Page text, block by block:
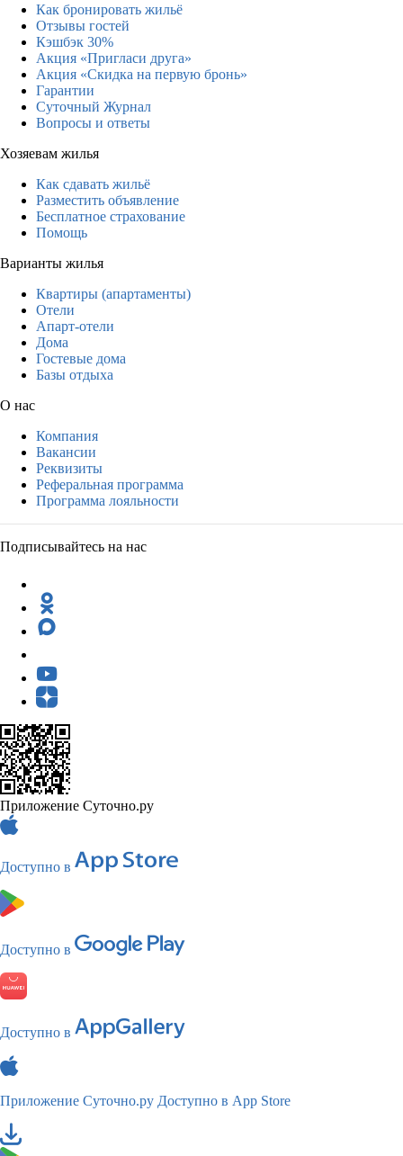
Как бронировать жильё
Отзывы гостей
Кэшбэк 30%
Акция «Пригласи друга»
Акция «Скидка на первую бронь»
Гарантии
Суточный Журнал
Вопросы и ответы
Хозяевам жилья
Как сдавать жильё
Разместить объявление
Бесплатное страхование
Помощь
Варианты жилья
Квартиры (апартаменты)
Отели
Апарт-отели
Дома
Гостевые дома
Базы отдыха
О нас
Компания
Вакансии
Реквизиты
Реферальная программа
Программа лояльности
Подписывайтесь на нас
Приложение Суточно.ру
Доступно в
Доступно в
Доступно в
Приложение Суточно.ру Доступно в App Store